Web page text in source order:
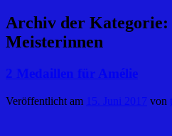
Archiv der Kategorie:
Meisterinnen
2 Medaillen für Amélie
Veröffentlicht am 15. Juni 2017 von